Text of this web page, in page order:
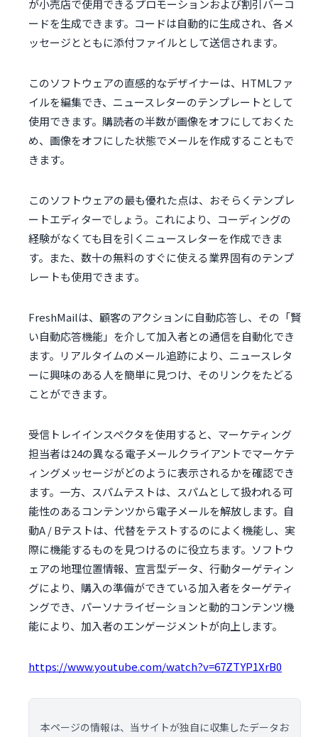
が小売店で使用できるプロモーションおよび割引バーコ
ードを生成できます。コードは自動的に生成され、各メ
ッセージとともに添付ファイルとして送信されます。
このソフトウェアの直感的なデザイナーは、HTMLファ
イルを編集でき、ニュースレターのテンプレートとして
使用できます。購読者の半数が画像をオフにしておくた
め、画像をオフにした状態でメールを作成することもで
きます。
このソフトウェアの最も優れた点は、おそらくテンプレ
ートエディターでしょう。これにより、コーディングの
経験がなくても目を引くニュースレターを作成できま
す。また、数十の無料のすぐに使える業界固有のテンプ
レートも使用できます。
FreshMailは、顧客のアクションに自動応答し、その「賢
い自動応答機能」を介して加入者との通信を自動化でき
ます。リアルタイムのメール追跡により、ニュースレタ
ーに興味のある人を簡単に見つけ、そのリンクをたどる
ことができます。
受信トレイインスペクタを使用すると、マーケティング
担当者は24の異なる電子メールクライアントでマーケテ
ィングメッセージがどのように表示されるかを確認でき
ます。一方、スパムテストは、スパムとして扱われる可
能性のあるコンテンツから電子メールを解放します。自
動A / Bテストは、代替をテストするのによく機能し、実
際に機能するものを見つけるのに役立ちます。ソフトウ
ェアの地理位置情報、宣言型データ、行動ターゲティン
グにより、購入の準備ができている加入者をターゲティ
ングでき、パーソナライゼーションと動的コンテンツ機
能により、加入者のエンゲージメントが向上します。
https://www.youtube.com/watch?v=67ZTYP1XrB0
本ページの情報は、当サイトが独自に収集したデータお